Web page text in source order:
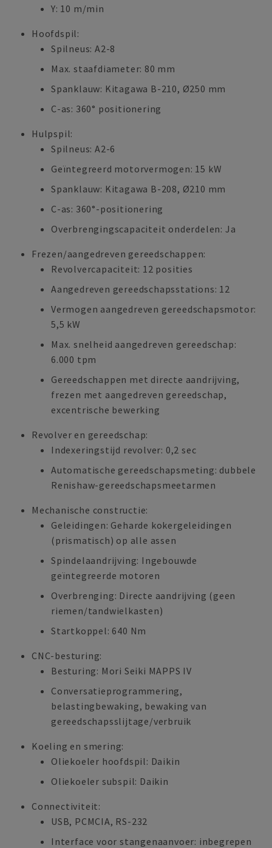
Y: 10 m/min
Hoofdspil:
Spilneus: A2-8
Max. staafdiameter: 80 mm
Spanklauw: Kitagawa B-210, Ø250 mm
C-as: 360° positionering
Hulpspil:
Spilneus: A2-6
Geïntegreerd motorvermogen: 15 kW
Spanklauw: Kitagawa B-208, Ø210 mm
C-as: 360°-positionering
Overbrengingscapaciteit onderdelen: Ja
Frezen/aangedreven gereedschappen:
Revolvercapaciteit: 12 posities
Aangedreven gereedschapsstations: 12
Vermogen aangedreven gereedschapsmotor:
5,5 kW
Max. snelheid aangedreven gereedschap:
6.000 tpm
Gereedschappen met directe aandrijving,
frezen met aangedreven gereedschap,
excentrische bewerking
Revolver en gereedschap:
Indexeringstijd revolver: 0,2 sec
Automatische gereedschapsmeting: dubbele
Renishaw-gereedschapsmeetarmen
Mechanische constructie:
Geleidingen: Geharde kokergeleidingen
(prismatisch) op alle assen
Spindelaandrijving: Ingebouwde
geïntegreerde motoren
Overbrenging: Directe aandrijving (geen
riemen/tandwielkasten)
Startkoppel: 640 Nm
CNC-besturing:
Besturing: Mori Seiki MAPPS IV
Conversatieprogrammering,
belastingbewaking, bewaking van
gereedschapsslijtage/verbruik
Koeling en smering:
Oliekoeler hoofdspil: Daikin
Oliekoeler subspil: Daikin
Connectiviteit:
USB, PCMCIA, RS-232
Interface voor stangenaanvoer: inbegrepen